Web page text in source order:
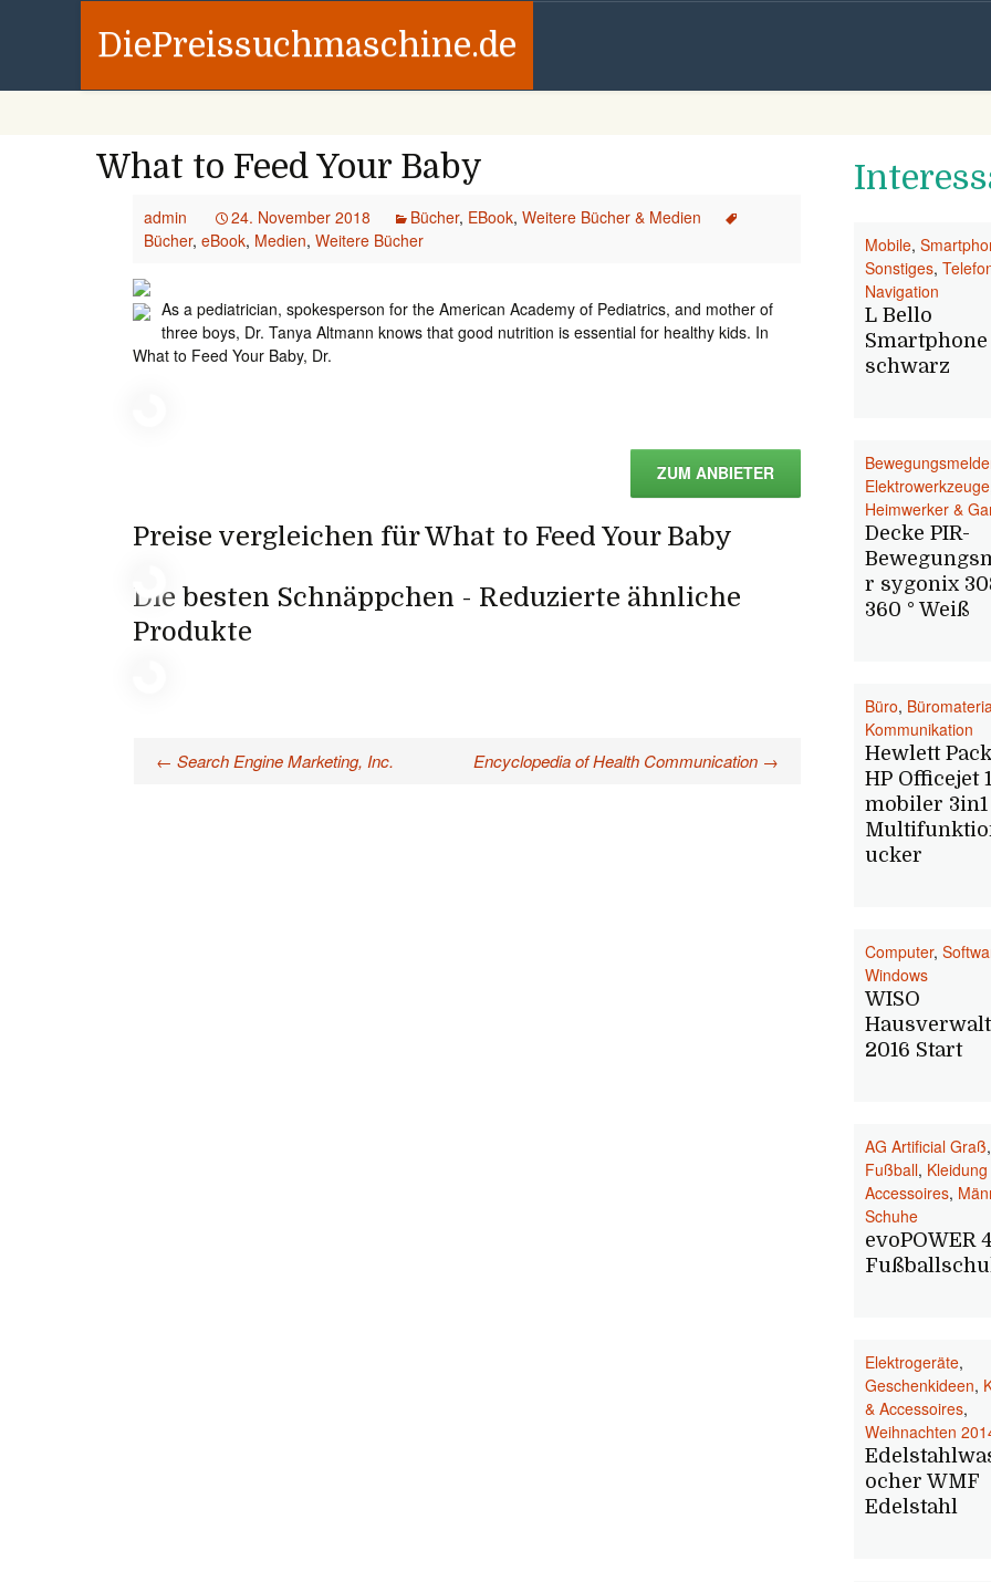
DiePreissuchmaschine.de
What to Feed Your Baby
admin 24. November 2018 Bücher, EBook, Weitere Bücher & Medien
Bücher, eBook, Medien, Weitere Bücher
As a pediatrician, spokesperson for the American Academy of Pediatrics, and mother of
three boys, Dr. Tanya Altmann knows that good nutrition is essential for healthy kids. In
What to Feed Your Baby, Dr.
ZUM ANBIETER
Preise vergleichen für What to Feed Your Baby
Die besten Schnäppchen - Reduzierte ähnliche
Produkte
Beitragsnavigation
← Search Engine Marketing, Inc. Encyclopedia of Health Communication →
Mobile,
Sonstiges,
Navigation
L Bello
Smartphone
schwarz
Elektrowerkzeuge
Heimwerker &
Decke PIR-
r sygonix
360 ° Weiß
Büro,
Kommunikation
Hewlett
HP Officejet
mobiler 3in1
ucker
Computer,
Windows
WISO
2016 Start
AG Artificial Graß,
Fußball,
Accessoires,
Schuhe
evoPOWER
Elektrogeräte,
Geschenkideen,
& Accessoires,
Weihnachten
ocher WMF
Edelstahl